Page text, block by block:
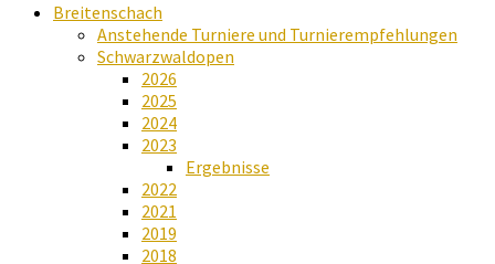
Breitenschach
Anstehende Turniere und Turnierempfehlungen
Schwarzwaldopen
2026
2025
2024
2023
Ergebnisse
2022
2021
2019
2018